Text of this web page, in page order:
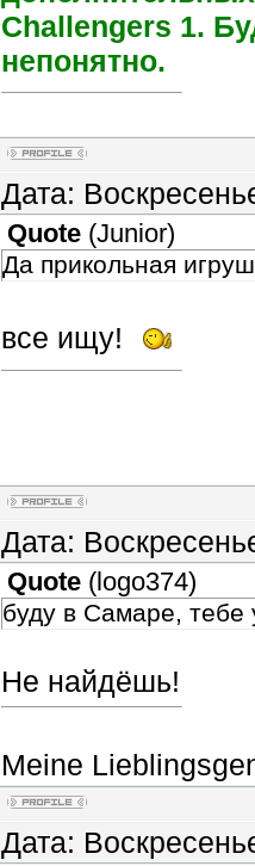
Challengers 1.
непонятно.
Дата:
Quote (Junior)
Да прикольная
все ищу!
Дата:
Quote ( logo374)
буду в Самаре,
Не найдёшь!
Meine
Дата: